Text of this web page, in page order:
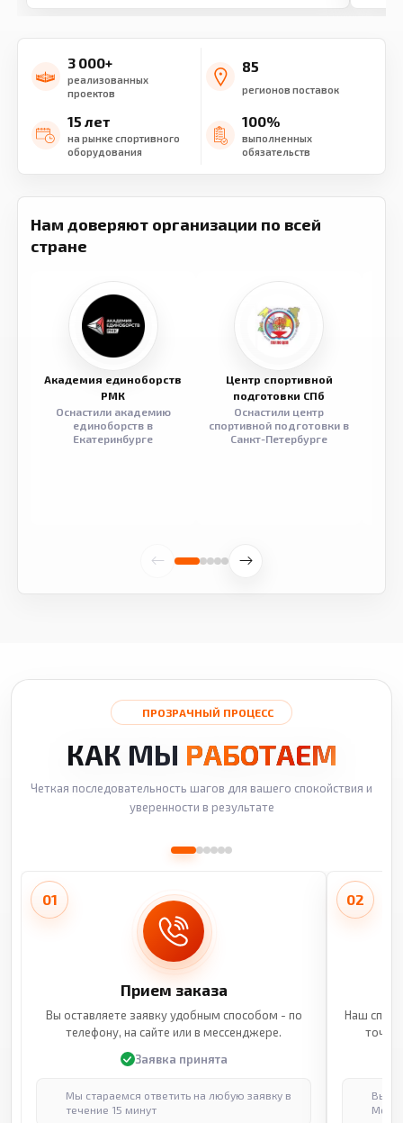
3 000+
реализованных
проектов
85
регионов поставок
15 лет
на рынке спортивного
оборудования
100%
выполненных
обязательств
Нам доверяют организации по всей
стране
Академия единоборств
РМК
Оснастили академию
единоборств в
Екатеринбурге
Центр спортивной
подготовки СПб
Оснастили центр
спортивной подготовки в
Санкт-Петербурге
ПРОЗРАЧНЫЙ ПРОЦЕСС
КАК МЫ РАБОТАЕМ
Четкая последовательность шагов для вашего спокойствия и
уверенности в результате
01
Прием заказа
Вы оставляете заявку удобным способом - по
телефону, на сайте или в мессенджере.
Заявка принята
Мы стараемся ответить на любую заявку в
течение 15 минут
02
Наш